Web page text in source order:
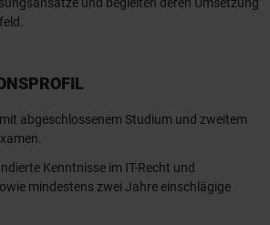
abgeschlossenem Studium und zweitem
Kenntnisse im IT-Recht und
mindestens zwei Jahre einschlägige